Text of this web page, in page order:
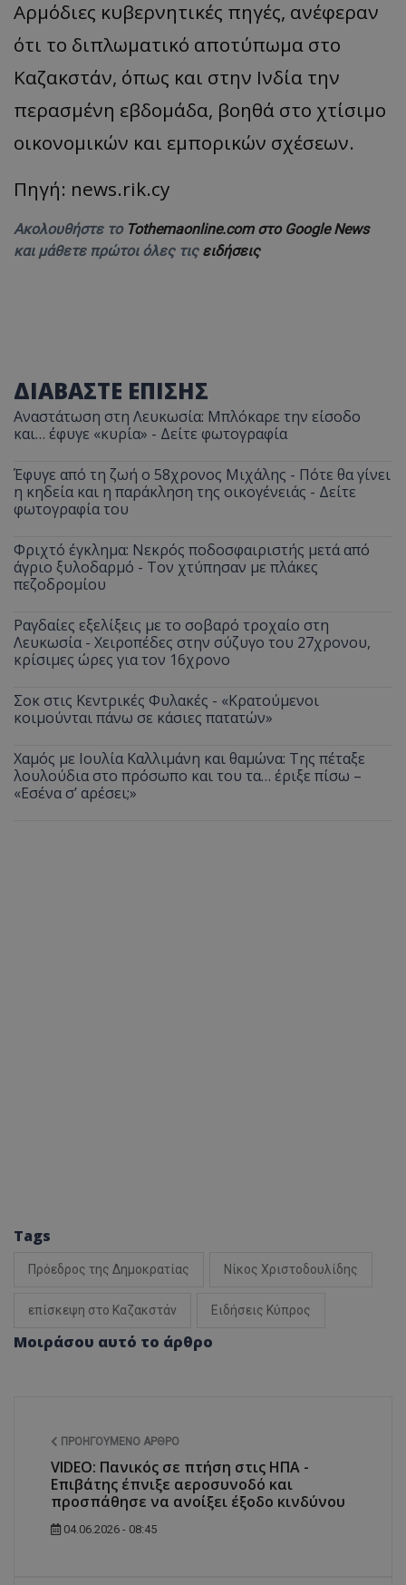
Αρμόδιες κυβερνητικές πηγές, ανέφεραν
ότι το διπλωματικό αποτύπωμα στο
Καζακστάν, όπως και στην Ινδία την
περασμένη εβδομάδα, βοηθά στο χτίσιμο
οικονομικών και εμπορικών σχέσεων.
Πηγή: news.rik.cy
Ακολουθήστε το Tothemaonline.com στο Google News
και μάθετε πρώτοι όλες τις ειδήσεις
ΔΙΑΒΑΣΤΕ ΕΠΙΣΗΣ
Αναστάτωση στη Λευκωσία: Μπλόκαρε την είσοδο
και… έφυγε «κυρία» - Δείτε φωτογραφία
Έφυγε από τη ζωή ο 58χρονος Μιχάλης - Πότε θα γίνει
η κηδεία και η παράκληση της οικογένειάς - Δείτε
φωτογραφία του
Φριχτό έγκλημα: Νεκρός ποδοσφαιριστής μετά από
άγριο ξυλοδαρμό - Τον χτύπησαν με πλάκες
πεζοδρομίου
Ραγδαίες εξελίξεις με το σοβαρό τροχαίο στη
Λευκωσία - Χειροπέδες στην σύζυγο του 27χρονου,
κρίσιμες ώρες για τον 16χρονο
Σοκ στις Κεντρικές Φυλακές - «Κρατούμενοι
κοιμούνται πάνω σε κάσιες πατατών»
Χαμός με Ιουλία Καλλιμάνη και θαμώνα: Της πέταξε
λουλούδια στο πρόσωπο και του τα… έριξε πίσω –
«Εσένα σ’ αρέσει;»
Tags
Πρόεδρος της Δημοκρατίας Νίκος Χριστοδουλίδης
επίσκεψη στο Καζακστάν Ειδήσεις Κύπρος
Μοιράσου αυτό το άρθρο
ΠΡΟΗΓΟΎΜΕΝΟ ΆΡΘΡΟ
VIDEO: Πανικός σε πτήση στις ΗΠΑ -
Επιβάτης έπνιξε αεροσυνοδό και
προσπάθησε να ανοίξει έξοδο κινδύνου
04.06.2026 - 08:45